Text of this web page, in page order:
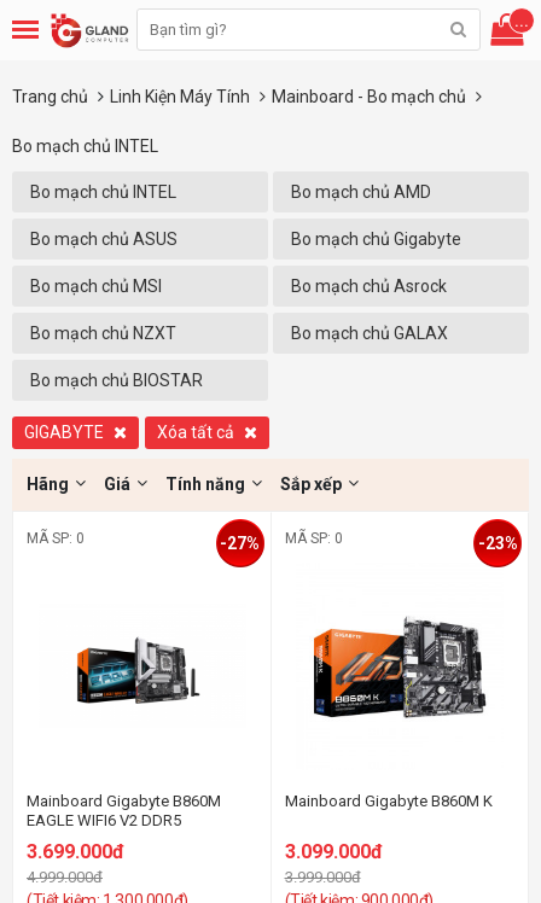
...
Trang chủ Linh Kiện Máy Tính Mainboard - Bo mạch chủ
Bo mạch chủ INTEL
Bo mạch chủ INTEL Bo mạch chủ AMD
Bo mạch chủ ASUS Bo mạch chủ Gigabyte
Bo mạch chủ MSI Bo mạch chủ Asrock
Bo mạch chủ NZXT Bo mạch chủ GALAX
Bo mạch chủ BIOSTAR
GIGABYTE Xóa tất cả
Hãng Giá Tính năng Sắp xếp
MÃ SP: 0
Mainboard Gigabyte B860M
EAGLE WIFI6 V2 DDR5
3.699.000đ
4.999.000đ
-27% MÃ SP: 0
Mainboard Gigabyte B860M K
3.099.000đ
3.999.000đ
-23%